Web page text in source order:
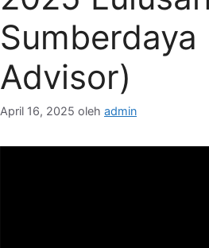
Advisor)
April 16, 2025 oleh admin